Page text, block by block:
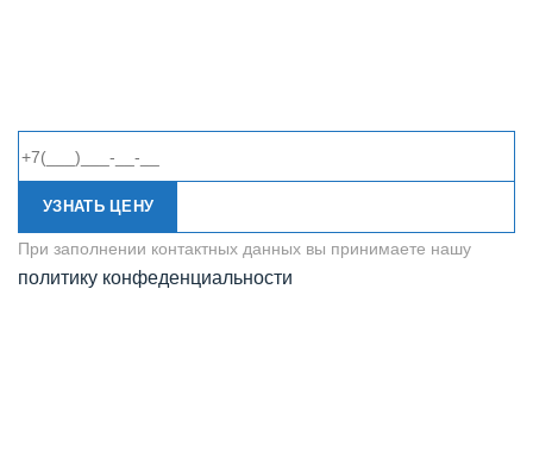
УЗНАТЬ ЦЕНУ
При заполнении контактных данных вы принимаете нашу
политику конфеденциальности